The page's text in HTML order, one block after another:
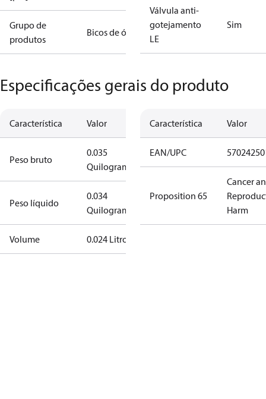
Grupo de
produtos
Bicos de óleo
Válvula anti-
gotejamento
LE
Sim
Especificações gerais do produto
Característica Valor
Peso bruto
0.035
Quilograma
Peso líquido
0.034
Quilograma
Volume 0.024 Litro
Característica Valor
EAN/UPC
Proposition 65
Cancer
Harm